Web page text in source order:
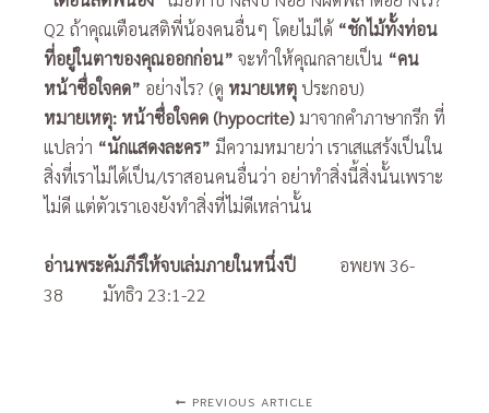
Q2 ถ้าคุณเตือนสติพี่น้องคนอื่นๆ โดยไม่ได้ “ชักไม้ทั้งท่อน
ที่อยู่ในตาของคุณออกก่อน” จะทำให้คุณกลายเป็น “คน
หน้าซื่อใจคด” อย่างไร? (ดู หมายเหตุ ประกอบ)
หมายเหตุ: หน้าซื่อใจคด (hypocrite) มาจากคำภาษากรีก ที่
แปลว่า “นักแสดงละคร” มีความหมายว่า เราเสแสร้งเป็นใน
สิ่งที่เราไม่ได้เป็น/เราสอนคนอื่นว่า อย่าทำสิ่งนี้สิ่งนั้นเพราะ
ไม่ดี แต่ตัวเราเองยังทำสิ่งที่ไม่ดีเหล่านั้น
อ่านพระคัมภีร์ให้จบเล่มภายในหนึ่งปี อพยพ 36-
38 มัทธิว 23:1-22
PREVIOUS ARTICLE